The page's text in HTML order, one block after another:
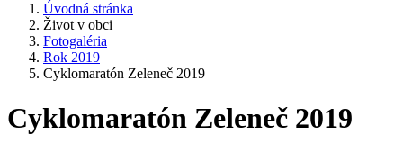
Úvodná stránka
Život v obci
Fotogaléria
Rok 2019
Cyklomaratón Zeleneč 2019
Cyklomaratón Zeleneč 2019